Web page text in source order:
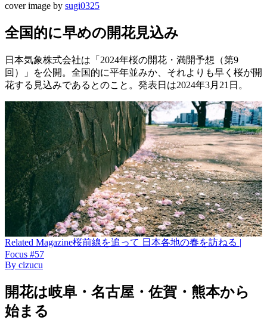
cover image by sugi0325
全国的に早めの開花見込み
日本気象株式会社は「2024年桜の開花・満開予想（第9
回）」を公開。全国的に平年並みか、それよりも早く桜が開
花する見込みであるとのこと。発表日は2024年3月21日。
Related Magazine桜前線を追って 日本各地の春を訪ねる |
Focus #57
By cizucu
開花は岐阜・名古屋・佐賀・熊本から
始まる